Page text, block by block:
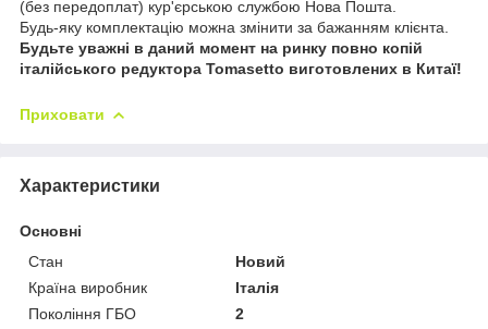
(без передоплат) кур'єрською службою Нова Пошта.
Будь-яку комплектацію можна змінити за бажанням клієнта.
Будьте уважні в даний момент на ринку повно копій
італійського редуктора Tomasetto виготовлених в Китаї!
Приховати
Характеристики
Основні
Стан
Новий
Країна виробник
Італія
Покоління ГБО
2